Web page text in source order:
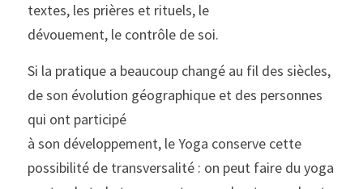
textes, les prières et rituels, le
dévouement, le contrôle de soi.
Si la pratique a beaucoup changé au fil des siècles,
de son évolution géographique et des personnes
qui ont participé
à son développement, le Yoga conserve cette
possibilité de transversalité : on peut faire du yoga